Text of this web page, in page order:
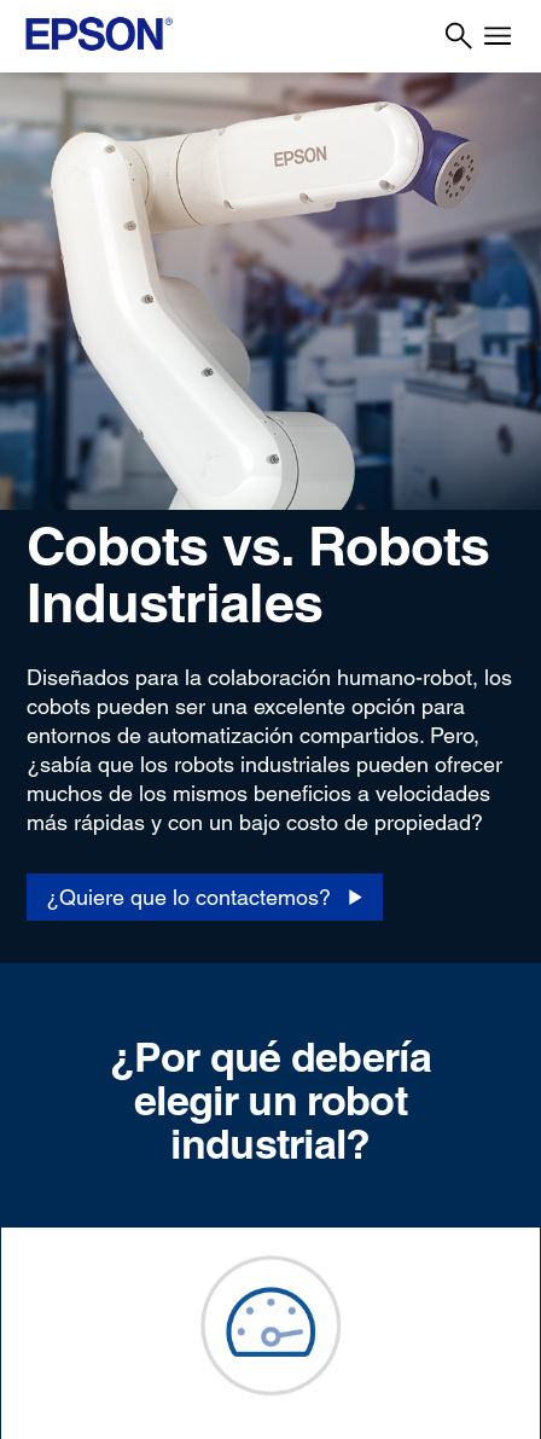
Cobots vs. Robots
Industriales
Diseñados para la colaboración humano-robot, los
cobots pueden ser una excelente opción para
entornos de automatización compartidos. Pero,
¿sabía que los robots industriales pueden ofrecer
muchos de los mismos beneficios a velocidades
más rápidas y con un bajo costo de propiedad?
¿Quiere que lo contactemos?
¿Por qué debería
elegir un robot
industrial?